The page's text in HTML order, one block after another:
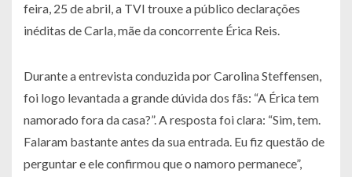
feira, 25 de abril, a TVI trouxe a público declarações
inéditas de Carla, mãe da concorrente Érica Reis.
Durante a entrevista conduzida por Carolina Steffensen,
foi logo levantada a grande dúvida dos fãs: “A Érica tem
namorado fora da casa?”. A resposta foi clara: “Sim, tem.
Falaram bastante antes da sua entrada. Eu fiz questão de
perguntar e ele confirmou que o namoro permanece”,